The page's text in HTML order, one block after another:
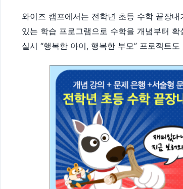
와이즈 캠프에서는 전학년 초등 수학 끝장
있는 학습 프로그램으로 수학을 개념부터
실시 “행복한 아이, 행복한 부모” 프로젝트